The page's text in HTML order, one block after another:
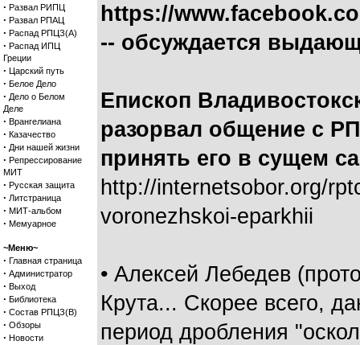
· Развал РИПЦ
· Развал РПАЦ
· Распад РПЦЗ(А)
· Распад ИПЦ
Греции
· Царский путь
· Белое Дело
· Дело о Белом
Деле
· Врангелиана
· Казачество
· Дни нашей жизни
· Репрессирование
МИТ
· Русская защита
· Литстраница
· МИТ-альбом
· Мемуарное
~Меню~
· Главная страница
· Администратор
· Выход
· Библиотека
· Состав РПЦЗ(В)
· Обзоры
· Новости
https://
-- обсуждается
Епископ
разорвал общение с
принять его в сущем
http://internetsobor.org/
voronezhskoi-eparkhii
• Алексей Лебедев
Крута... Скорее всего,
период дробления